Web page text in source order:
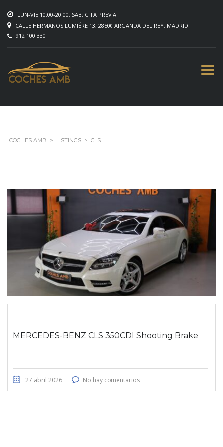
LUN-VIE 10:00-20:00, SAB: CITA PREVIA
CALLE HERMANOS LUMIÉRE 13, 28500 ARGANDA DEL REY, MADRID
912 100 330
COCHES AMB > LISTINGS > CLS
MERCEDES-BENZ CLS 350CDI Shooting Brake
27 abril 2026 No hay comentarios